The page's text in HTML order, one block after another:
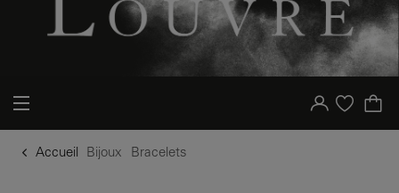
Votre compte
Liste d'achat
Accueil Bijoux Bracelets